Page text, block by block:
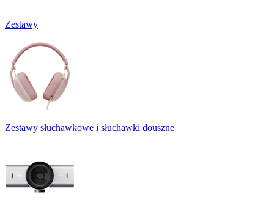
Zestawy
Zestawy słuchawkowe i słuchawki douszne